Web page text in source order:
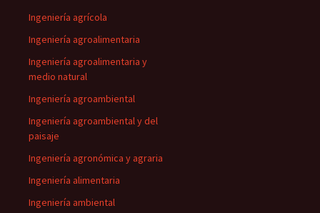
Ingeniería agrícola
Ingeniería agroalimentaria
Ingeniería agroalimentaria y
medio natural
Ingeniería agroambiental
Ingeniería agroambiental y del
paisaje
Ingeniería agronómica y agraria
Ingeniería alimentaria
Ingeniería ambiental